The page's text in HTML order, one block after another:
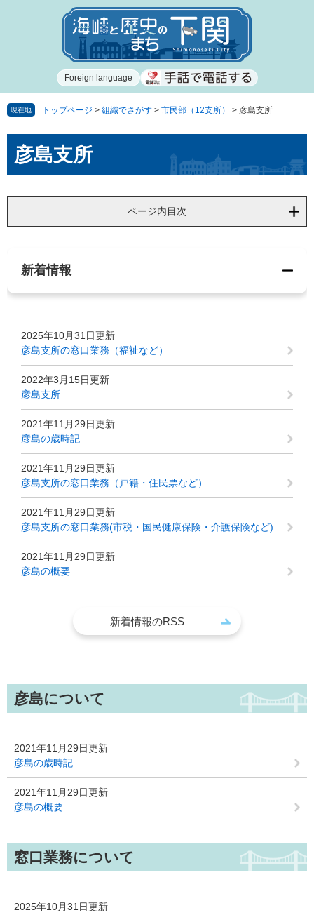
で
ば
Foreign language
現在地 トップページ > 組織でさがす > 市民部（12支所） > 彦島支所
文彦島支所
ページ内目次
新着情報
2025年10月31日更新
彦島支所の窓口業務（福祉など）
2022年3月15日更新
彦島支所
2021年11月29日更新
彦島の歳時記
2021年11月29日更新
彦島支所の窓口業務（戸籍・住民票など）
2021年11月29日更新
彦島支所の窓口業務(市税・国民健康保険・介護保険など)
2021年11月29日更新
彦島の概要
新着情報のRSS
彦島について
2021年11月29日更新
彦島の歳時記
2021年11月29日更新
彦島の概要
窓口業務について
2025年10月31日更新